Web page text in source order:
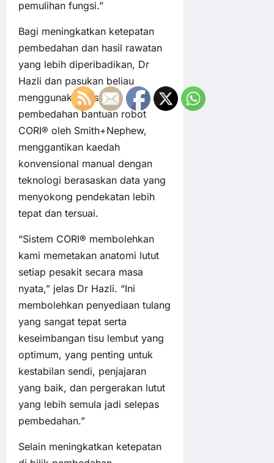
pemulihan fungsi.”
Bagi meningkatkan ketepatan
pembedahan dan hasil rawatan
yang lebih diperibadikan, Dr
Hazli dan pasukan beliau
menggunakan sistem
pembedahan bantuan robot
CORI® oleh Smith+Nephew,
menggantikan kaedah
konvensional manual dengan
teknologi berasaskan data yang
menyokong pendekatan lebih
tepat dan tersuai.
“Sistem CORI® membolehkan
kami memetakan anatomi lutut
setiap pesakit secara masa
nyata,” jelas Dr Hazli. “Ini
membolehkan penyediaan tulang
yang sangat tepat serta
keseimbangan tisu lembut yang
optimum, yang penting untuk
kestabilan sendi, penjajaran
yang baik, dan pergerakan lutut
yang lebih semula jadi selepas
pembedahan.”
Selain meningkatkan ketepatan